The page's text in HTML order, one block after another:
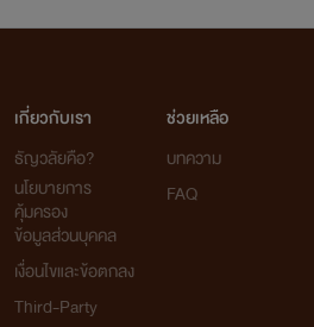
เกี่ยวกับเรา
ธัญวลัยคือ?
นโยบายการ
คุ้มครอง
ข้อมูลส่วนบุคคล
เงื่อนไขและข้อตกลง
Third-Party
ช่วยเหลือ
บทความ
FAQ